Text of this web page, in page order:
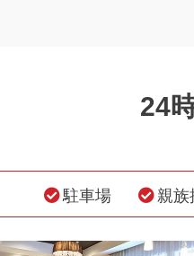
24
駐車場 親族